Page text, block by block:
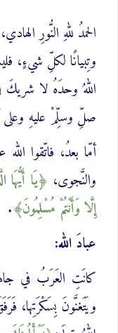
الحمدُ للهِ النُّورِ
وتِبيانًا لكلِّ شيءٍ،
اللهُ وحدَهُ لا شريكَ
صلِّ وسلِّمْ عليهِ وعلى
أمّا بعدُ، فاتّقوا
والنَّجوى،
يَا أَيُّهَا
إِلَّا وَأَنْتُمْ مُسْلِمُونَ .
عبادَ الله:
كانَتِ العَرَبُ في
ويَتَغنَّونَ بِسَكْرَتِها،